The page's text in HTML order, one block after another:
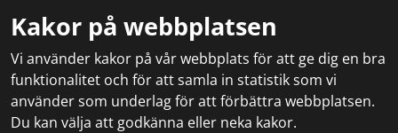
Kakor på webbplatsen
Vi använder kakor på vår webbplats för att ge dig en bra
funktionalitet och för att samla in statistik som vi
använder som underlag för att förbättra webbplatsen.
Du kan välja att godkänna eller neka kakor.